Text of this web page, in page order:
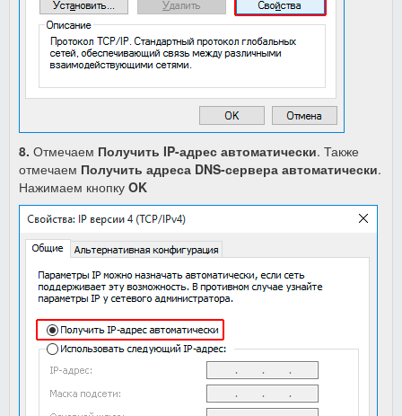
8. Отмечаем Получить IP-адрес автоматически. Также
отмечаем Получить адреса DNS-сервера автоматически.
Нажимаем кнопку OK